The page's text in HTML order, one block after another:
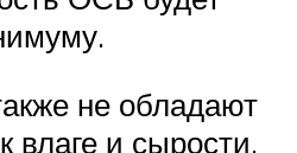
не обладают
влаге и сырости.